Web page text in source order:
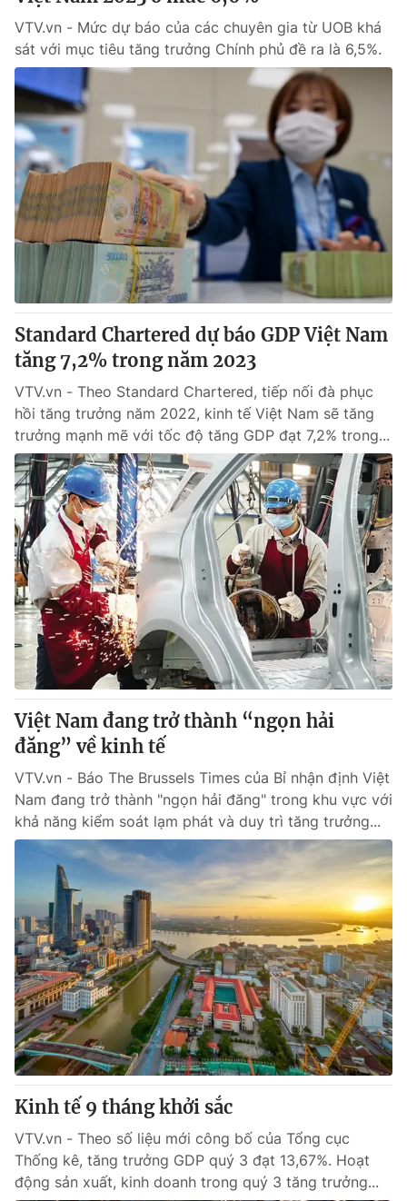
VTV.vn - Mức dự báo của các chuyên gia từ UOB khá
sát với mục tiêu tăng trưởng Chính phủ đề ra là 6,5%.
Standard Chartered dự báo GDP Việt Nam
tăng 7,2% trong năm 2023
VTV.vn - Theo Standard Chartered, tiếp nối đà phục
hồi tăng trưởng năm 2022, kinh tế Việt Nam sẽ tăng
trưởng mạnh mẽ với tốc độ tăng GDP đạt 7,2% trong...
Việt Nam đang trở thành “ngọn hải
đăng” về kinh tế
VTV.vn - Báo The Brussels Times của Bỉ nhận định Việt
Nam đang trở thành "ngọn hải đăng" trong khu vực với
khả năng kiểm soát lạm phát và duy trì tăng trưởng...
Kinh tế 9 tháng khởi sắc
VTV.vn - Theo số liệu mới công bố của Tổng cục
Thống kê, tăng trưởng GDP quý 3 đạt 13,67%. Hoạt
động sản xuất, kinh doanh trong quý 3 tăng trưởng...